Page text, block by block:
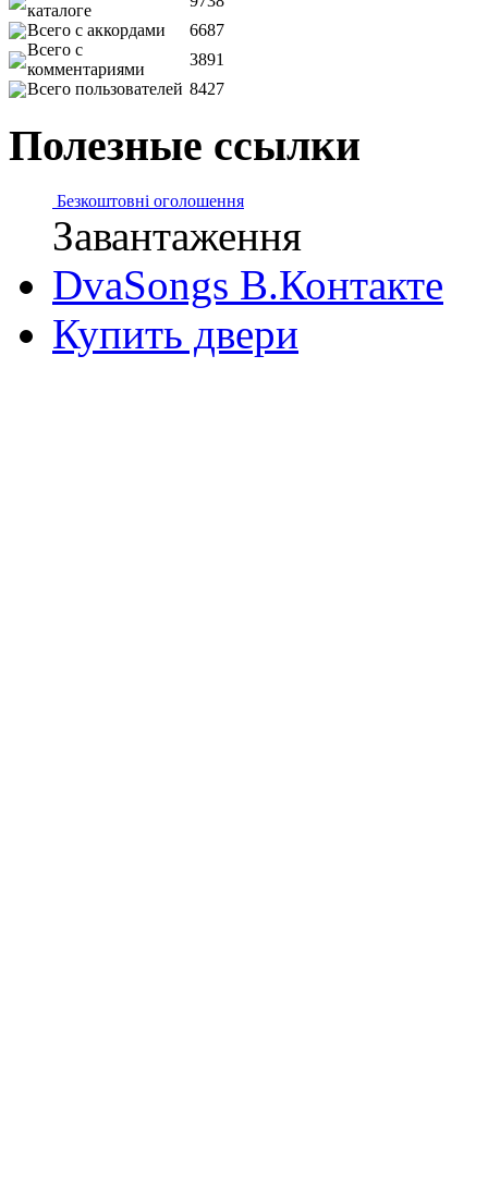
каталоге
Всего с аккордами
6687
Всего с
комментариями
3891
Всего пользователей 8427
Полезные ссылки
Безкоштовні оголошення
Завантаження
DvaSongs В.Контакте
Купить двери